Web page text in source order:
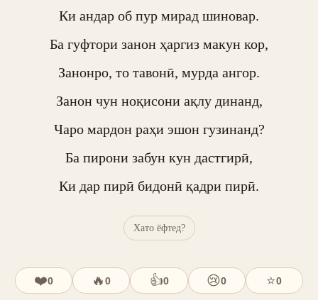
Ки андар об пур мирад шиновар.
Ба гуфтори занон ҳаргиз макун кор,
Занонро, то тавонӣ, мурда ангор.
Занон чун ноқисони ақлу динанд,
Чаро мардон раҳи эшон гузинанд?
Ба пирони забун кун дастгирӣ,
Ки дар пирӣ бидонӣ қадри пирӣ.
Хато ёфтед?
❤️0 🔥0 👍0 😢0 ⭐0